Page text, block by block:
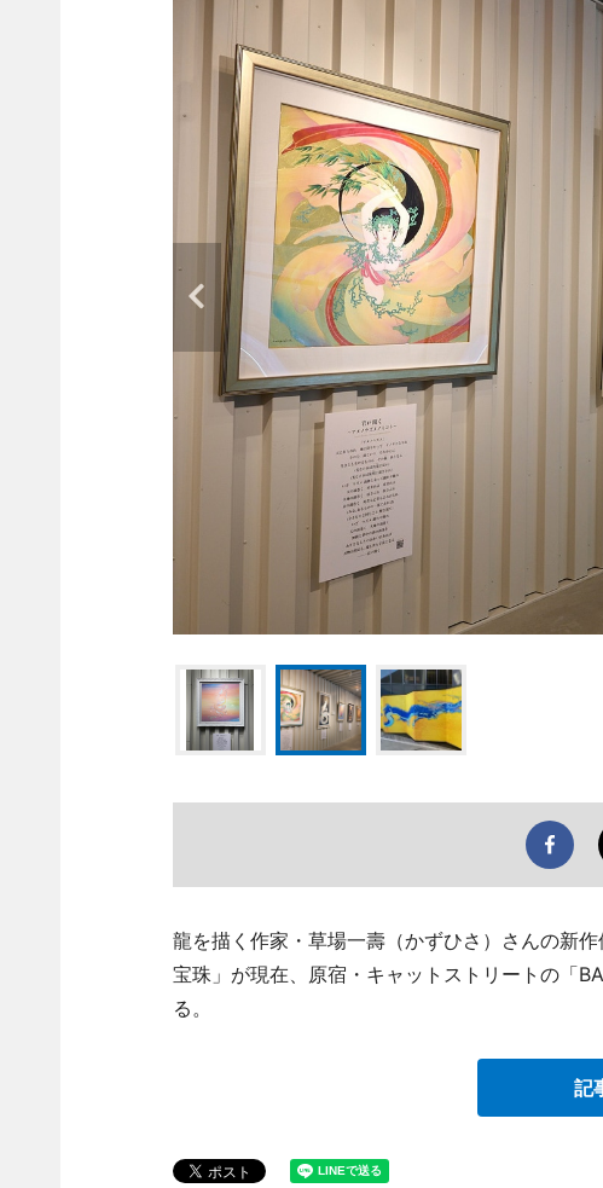
龍を描く作家・草場一壽（かずひさ）さんの新
宝珠」が現在、原宿・キャットストリートの「
る。
記